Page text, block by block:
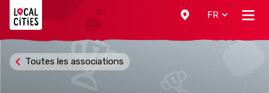
FR
Toutes les associations